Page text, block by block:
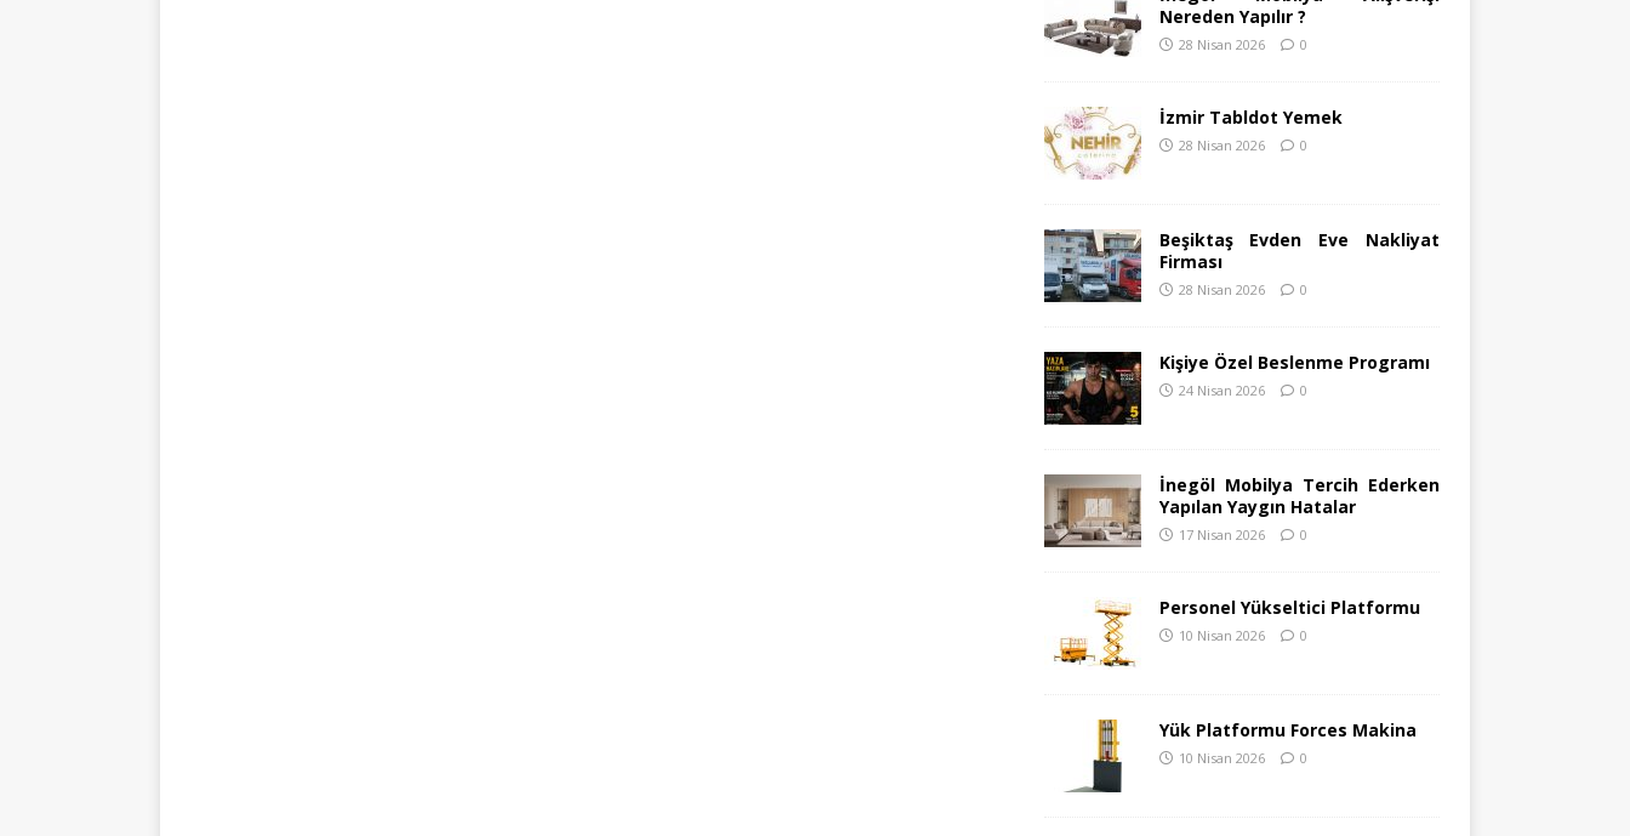
Nereden Yapılır ?
28 Nisan 2026 0
İzmir Tabldot Yemek
28 Nisan 2026 0
Beşiktaş Evden Eve Nakliyat
Firması
28 Nisan 2026 0
Kişiye Özel Beslenme Programı
24 Nisan 2026 0
İnegöl Mobilya Tercih Ederken
Yapılan Yaygın Hatalar
17 Nisan 2026 0
Personel Yükseltici Platformu
10 Nisan 2026 0
Yük Platformu Forces Makina
10 Nisan 2026 0